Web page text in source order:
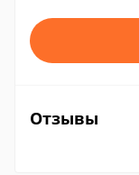
Отзывы